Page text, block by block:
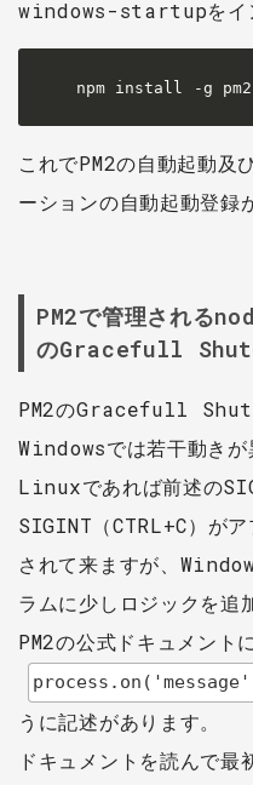
windows-startupをイン
npm install -g
これでPM2の自動起動
ーションの自動起動登録
PM2で管理される
のGracefull
PM2のGracefull
Windowsでは若干動きが
Linuxであれば前述の
SIGINT（CTRL+C）が
されて来ますが、
ラムに少しロジックを追
PM2の公式ドキュメント
うに記述があります。
ドキュメントを読んで最